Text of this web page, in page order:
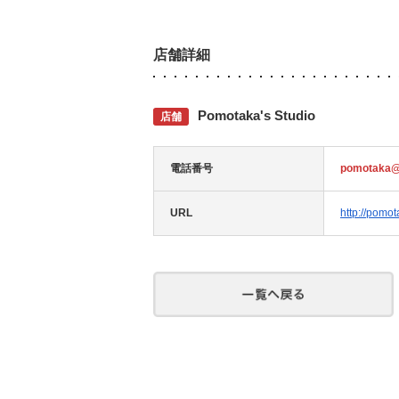
店舗詳細
店舗 Pomotaka's Studio
電話番号
URL http://